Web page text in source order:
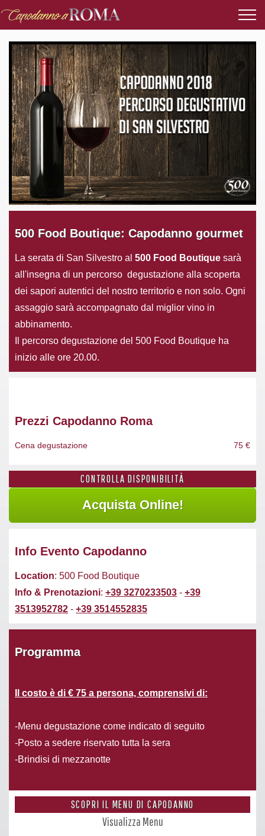
500 Food Boutique: Capodanno gourmet
La serata di San Silvestro al 500 Food Boutique sarà
all'insegna di un percorso degustazione alla scoperta
dei sapori autentici del nostro territorio e non solo. Ogni
assaggio sarà accompagnato dal miglior vino in
abbinamento.
Il percorso degustazione del 500 Food Boutique ha
inizio alle ore 20.00.
Prezzi Capodanno Roma
Cena degustazione 75 €
CONTROLLA DISPONIBILITÀ
Info Evento Capodanno
Location: 500 Food Boutique
Info & Prenotazioni: +39 3270233503 - +39
3513952782 - +39 3514552835
Programma
Il costo è di € 75 a persona, comprensivi di:
-Menu degustazione come indicato di seguito
-Posto a sedere riservato tutta la sera
-Brindisi di mezzanotte
SCOPRI IL MENU DI CAPODANNO
Visualizza Menu